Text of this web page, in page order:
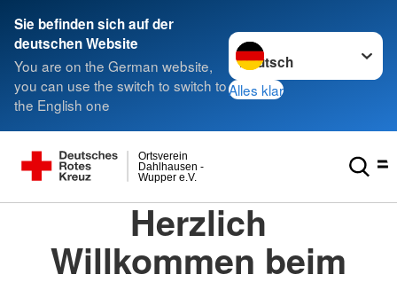
Sie befinden sich auf der
deutschen Website
You are on the German website,
you can use the switch to switch to
the English one
Sprache wechseln zu
Alles klar
Wupper e.V.
Dahlhausen -
Ortsverein
Herzlich
Willkommen beim